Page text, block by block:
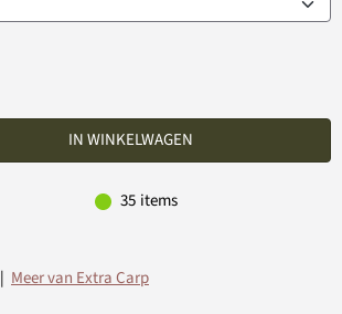
IN WINKELWAGEN
35 items
| Meer van Extra Carp